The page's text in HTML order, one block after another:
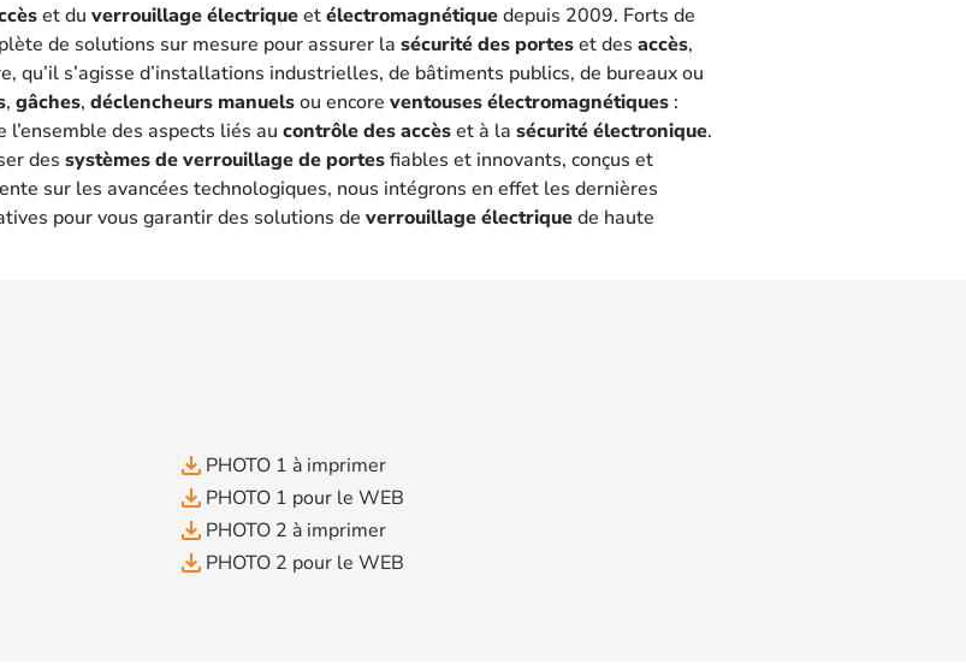
et du verrouillage électriqueetélectromagnétiquedepuis 2009. Forts de
de solutions sur mesure pour assurer la sécurité des porteset des accès,
qu’il s’agisse d’installations industrielles, de bâtiments publics, de bureaux ou
, gâches, déclencheurs manuelsou encore ventouses électromagnétiques :
des aspects liés au contrôle des accèset à la sécurité électronique.
des systèmes de verrouillage de portesfiables et innovants, conçus et
sur les avancées technologiques, nous intégrons en effet les dernières
pour vous garantir des solutions de verrouillage électriquede haute
file_download PHOTO 1 à imprimer
file_download PHOTO 1 pour le WEB
file_download PHOTO 2 à imprimer
file_download PHOTO 2 pour le WEB